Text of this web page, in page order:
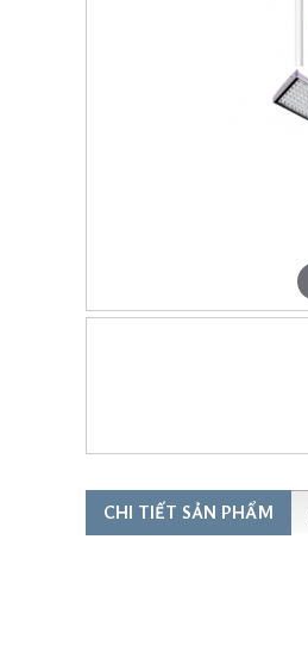
CHI TIẾT SẢN PHẨM